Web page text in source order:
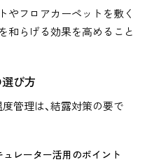
やフロアカーペットを敷く
和らげる効果を高めること
び方
管理は、結露対策の要で
レーター活用のポイント